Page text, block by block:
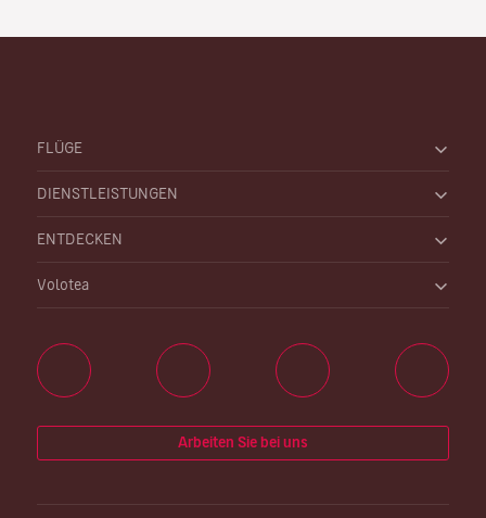
FLÜGE
DIENSTLEISTUNGEN
ENTDECKEN
Volotea
Arbeiten Sie bei uns